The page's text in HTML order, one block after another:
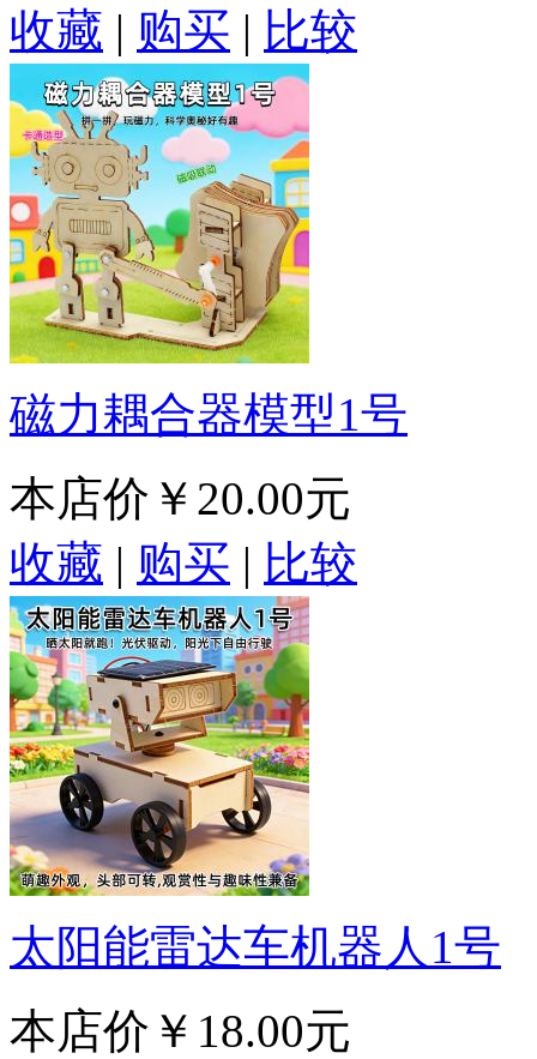
收藏 | 购买 | 比较
磁力耦合器模型1号
本店价 ￥20.00元
收藏 | 购买 | 比较
太阳能雷达车机器人1号
本店价 ￥18.00元